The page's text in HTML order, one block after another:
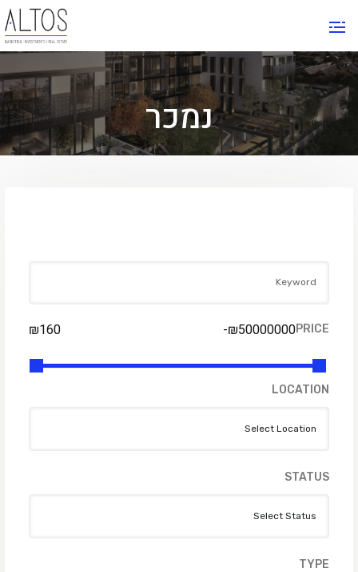
נמכר
PRICE
₪160 -₪50000000
LOCATION
STATUS
TYPE